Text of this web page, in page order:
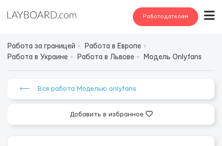
Работодателям
Работа за границей
Работа в Европе
Работа в Украине
Работа в Львове Модель Onlyfans
⟵ Вся работа Моделью onlyfans
Добавить в избранное